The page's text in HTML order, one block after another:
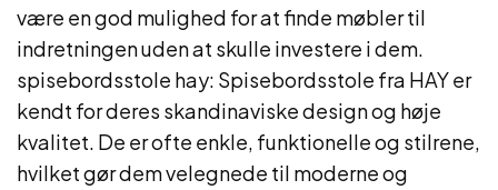
være en god mulighed for at finde møbler til
indretningen uden at skulle investere i dem.
spisebordsstole hay: Spisebordsstole fra HAY er
kendt for deres skandinaviske design og høje
kvalitet. De er ofte enkle, funktionelle og stilrene,
hvilket gør dem velegnede til moderne og